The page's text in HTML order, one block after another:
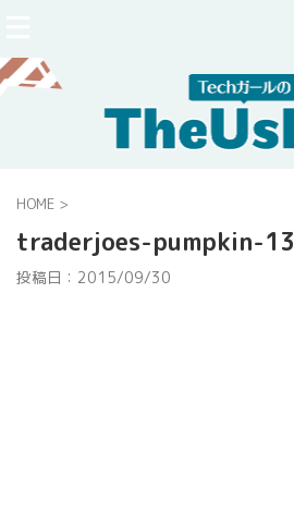
HOME >
traderjoes-pumpkin-13
投稿日： 2015/09/30